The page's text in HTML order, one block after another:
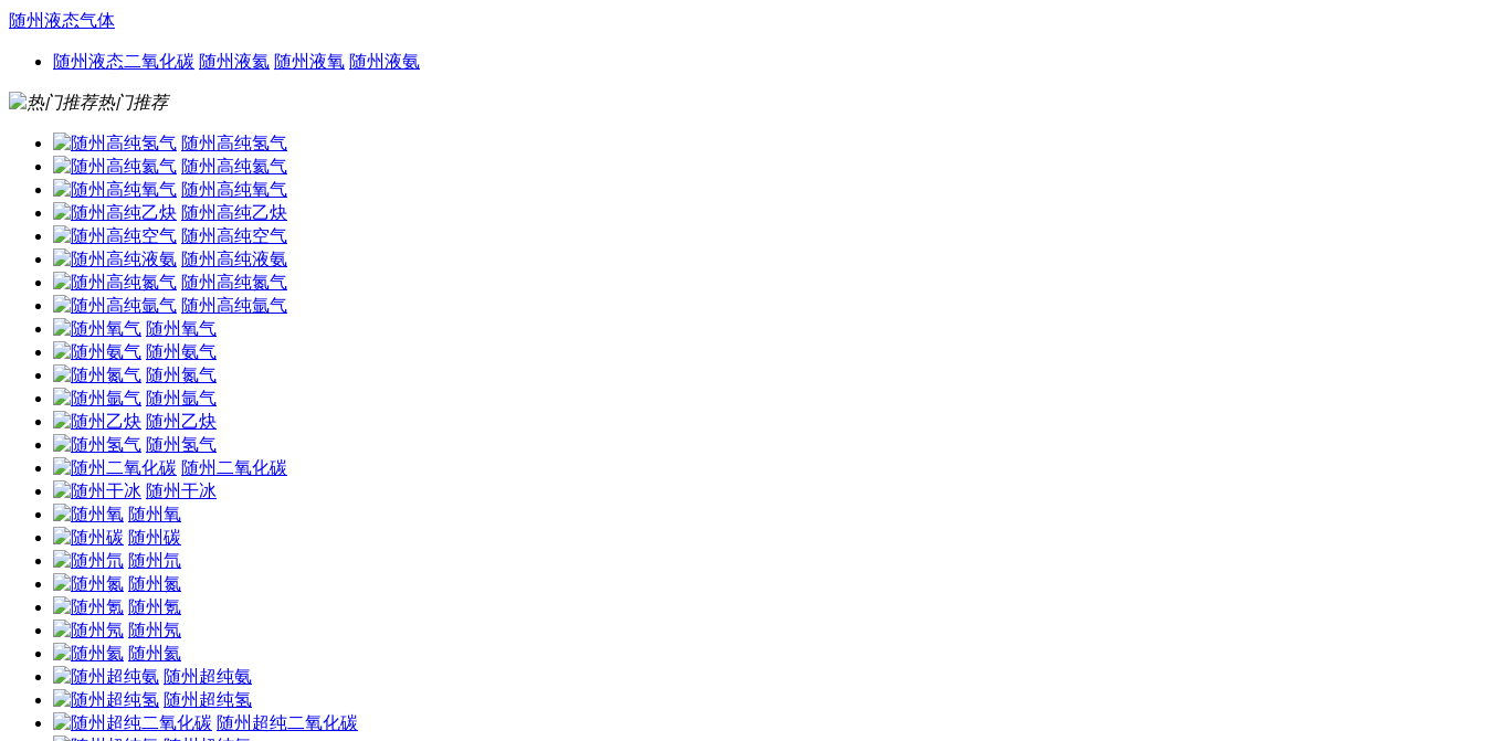
随州液态气体
随州液态二氧化碳 随州液氦 随州液氧 随州液氨
热门推荐
随州高纯氢气
随州高纯氦气
随州高纯氧气
随州高纯乙炔
随州高纯空气
随州高纯液氨
随州高纯氮气
随州高纯氩气
随州氧气
随州氨气
随州氮气
随州氩气
随州乙炔
随州氢气
随州二氧化碳
随州干冰
随州氧
随州碳
随州氘
随州氮
随州氪
随州氖
随州氦
随州超纯氨
随州超纯氢
随州超纯二氧化碳